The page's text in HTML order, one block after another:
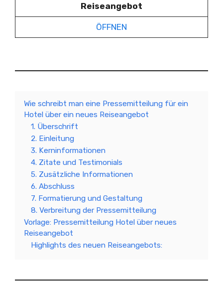
Reiseangebot
ÖFFNEN
Wie schreibt man eine Pressemitteilung für ein
Hotel über ein neues Reiseangebot
1. Überschrift
2. Einleitung
3. Kerninformationen
4. Zitate und Testimonials
5. Zusätzliche Informationen
6. Abschluss
7. Formatierung und Gestaltung
8. Verbreitung der Pressemitteilung
Vorlage: Pressemitteilung Hotel über neues
Reiseangebot
Highlights des neuen Reiseangebots: